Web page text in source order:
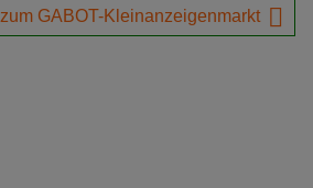
zum GABOT-Kleinanzeigenmarkt